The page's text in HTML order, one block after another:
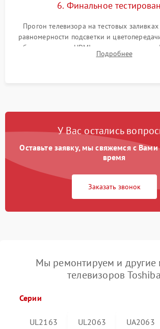
6. Финальное
Прогон телевизора на тестовых
равномерности подсветки и
работы разъемов HDMI, динамиков,
в рабочем режиме в течение
Подробнее
У Вас остались
Оставьте заявку, мы свяжемся с
время
Заказать звонок
Мы ремонтируем и другие
телевизоров Toshiba
Серии
UL2163 UL2063 UA2063